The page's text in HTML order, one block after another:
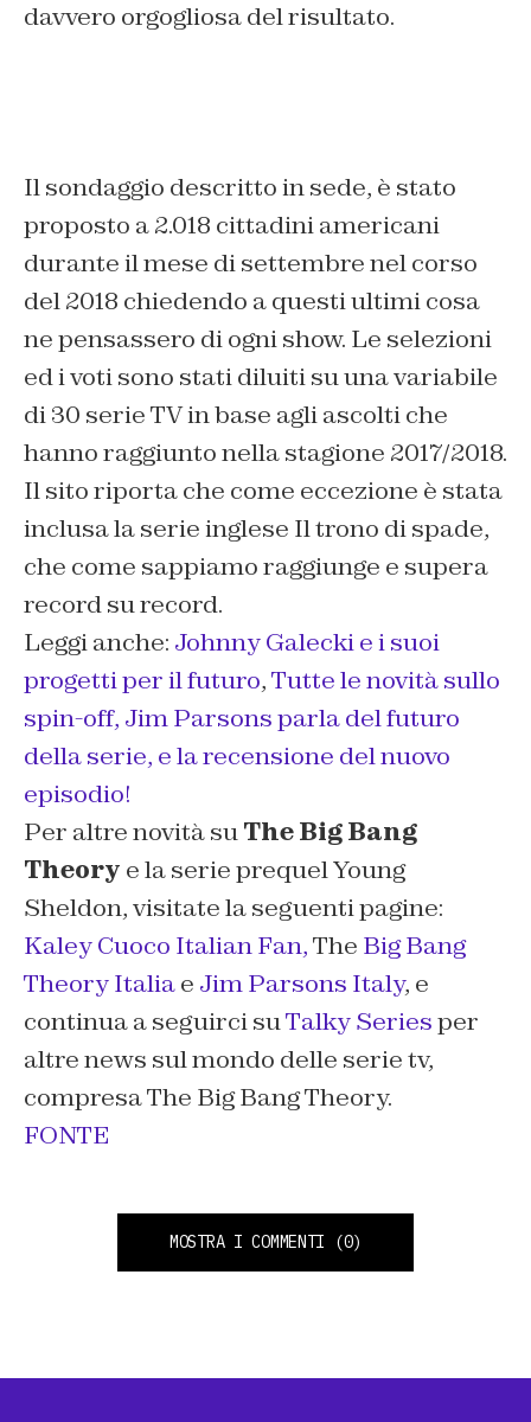
davvero orgogliosa del risultato.
Il sondaggio descritto in sede, è stato
proposto a2.018 cittadini americani
durante il mese di settembre nel corso
del 2018 chiedendo a questi ultimi cosa
ne pensassero di ogni show. Le selezioni
ed i voti sono stati diluiti su una variabile
di 30 serie TV in base agli ascolti che
hanno raggiunto nella stagione 2017/2018.
Il sito riporta che come eccezione è stata
inclusa la serie inglese Il trono di spade,
che come sappiamo raggiunge e supera
record su record.
Leggi anche: Johnny Galecki e i suoi
progetti per il futuro,Tutte le novità sullo
spin-off, Jim Parsons parla del futuro
della serie, e la recensione del nuovo
episodio!
Per altre novità suThe Big Bang
Theory e la serie prequelYoung
Sheldon, visitate la seguenti pagine:
Kaley Cuoco Italian Fan,The Big Bang
Theory Italiae Jim Parsons Italy, e
continua a seguirci suTalky Seriesper
altre news sul mondo delle serie tv,
compresa The Big Bang Theory.
FONTE
MOSTRA I COMMENTI (0)